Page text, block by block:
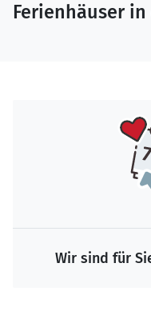
Ferienhäuser
Wir sind für